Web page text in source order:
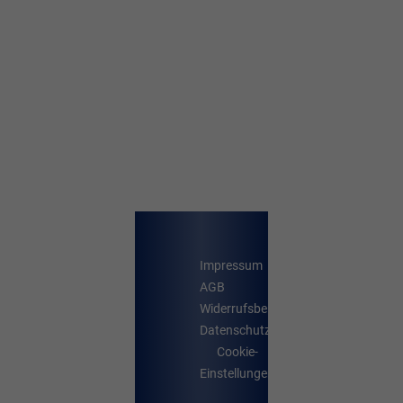
Impressum
AGB
Widerrufsbelehrung
Datenschutz
Cookie-
Einstellungen